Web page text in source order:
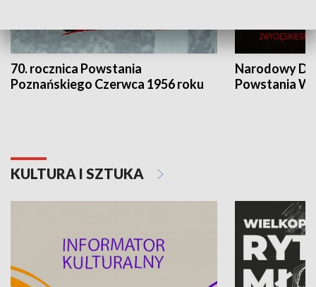
70. rocznica Powstania
Poznańskiego Czerwca 1956 roku
Narodowy
Powstania
KULTURA I SZTUKA